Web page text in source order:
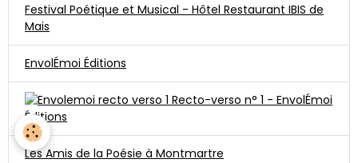
Festival Poétique et Musical - Hôtel Restaurant IBIS de
Mais
EnvolÉmoi Éditions
Recto-verso n° 1 - EnvolÉmoi
Éditions
Les Amis de la Poésie à Montmartre